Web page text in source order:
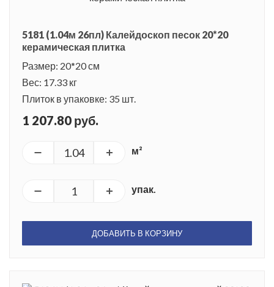
5181 (1.04м 26пл) Калейдоскоп песок 20*20
керамическая плитка
Размер: 20*20 см
Вес: 17.33 кг
Плиток в упаковке: 35 шт.
1 207.80 руб.
м²
упак.
ДОБАВИТЬ В КОРЗИНУ